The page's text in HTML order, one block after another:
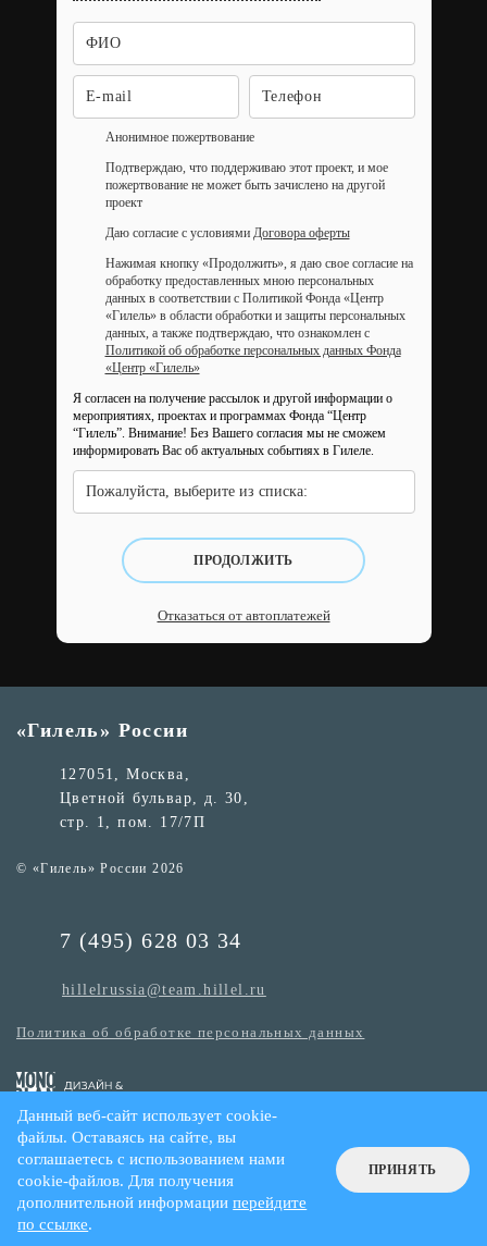
Анонимное пожертвование
Подтверждаю, что поддерживаю этот проект, и мое
пожертвование не может быть зачислено на другой
проект
Даю согласие с условиями Договора оферты
Нажимая кнопку «Продолжить», я даю свое согласие на
обработку предоставленных мною персональных
данных в соответствии с Политикой Фонда «Центр
«Гилель» в области обработки и защиты персональных
данных, а также подтверждаю, что ознакомлен с
Политикой об обработке персональных данных Фонда
«Центр «Гилель»
Я согласен на получение рассылок и другой информации о
мероприятиях, проектах и программах Фонда “Центр
“Гилель”. Внимание! Без Вашего согласия мы не сможем
информировать Вас об актуальных событиях в Гилеле.
Пожалуйста, выберите из списка:
ПРОДОЛЖИТЬ
Отказаться от автоплатежей
«Гилель» России
127051, Москва,
Цветной бульвар, д. 30,
стр. 1, пом. 17/7П
© «Гилель» России 2026
7 (495) 628 03 34
hillelrussia@team.hillel.ru
Политика об обработке персональных данных
Данный веб-сайт использует cookie-
файлы. Оставаясь на сайте, вы
соглашаетесь с использованием нами
cookie-файлов. Для получения
дополнительной информацииперейдите
по ссылке.
ПРИНЯТЬ